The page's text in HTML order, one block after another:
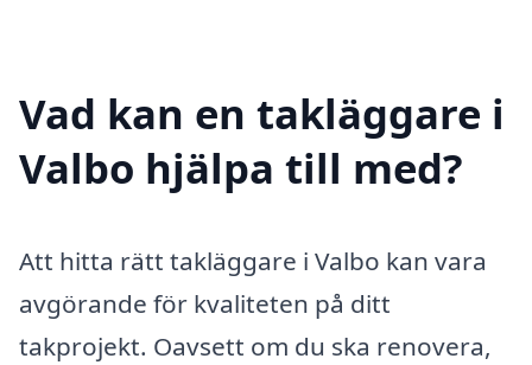
Vad kan en takläggare i
Valbo hjälpa till med?
Att hitta rätt takläggare i Valbo kan vara
avgörande för kvaliteten på ditt
takprojekt. Oavsett om du ska renovera,